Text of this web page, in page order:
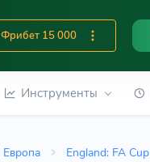
Фрибет 15 000
Инструменты
Европа England: FA Cup